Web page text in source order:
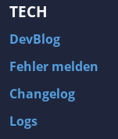
TECH
DevBlog
Fehler melden
Changelog
Logs